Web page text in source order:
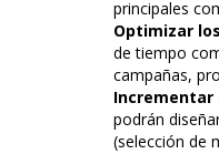
principales
Optimizar
de tiempo
campañas,
podrán
(selección de